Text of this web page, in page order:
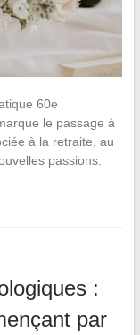
60e
le passage à
à la retraite, au
passions.
:
par